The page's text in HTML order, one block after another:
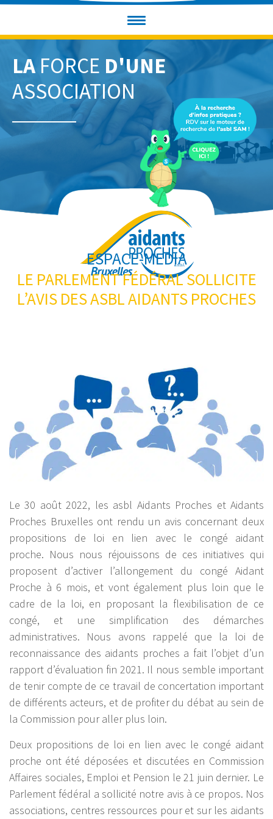
LA FORCE D'UNE
ASSOCIATION
ESPACE-MEDIA
LE PARLEMENT FÉDÉRAL SOLLICITE
L’AVIS DES ASBL AIDANTS PROCHES
Le 30 août 2022, les asbl Aidants Proches et Aidants
Proches Bruxelles ont rendu un avis concernant deux
propositions de loi en lien avec le congé aidant
proche. Nous nous réjouissons de ces initiatives qui
proposent d’activer l’allongement du congé Aidant
Proche à 6 mois, et vont également plus loin que le
cadre de la loi, en proposant la flexibilisation de ce
congé, et une simplification des démarches
administratives. Nous avons rappelé que la loi de
reconnaissance des aidants proches a fait l’objet d’un
rapport d’évaluation fin 2021. Il nous semble important
de tenir compte de ce travail de concertation important
de différents acteurs, et de profiter du débat au sein de
la Commission pour aller plus loin.
Deux propositions de loi en lien avec le congé aidant
proche ont été déposées et discutées en Commission
Affaires sociales, Emploi et Pension le 21 juin dernier. Le
Parlement fédéral a sollicité notre avis à ce propos. Nos
associations, centres ressources pour et sur les aidants